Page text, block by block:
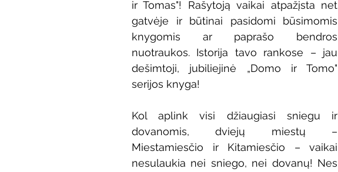
ir Tomas"! Rašytoją vaikai atpažįsta net
gatvėje ir būtinai pasidomi būsimomis
knygomis ar paprašo bendros
nuotraukos. Istorija tavo rankose – jau
dešimtoji, jubiliejinė „Domo ir Tomo"
serijos knyga!
Kol aplink visi džiaugiasi sniegu ir
dovanomis, dviejų miestų –
Miestamiesčio ir Kitamiesčio – vaikai
nesulaukia nei sniego, nei dovanų! Nes